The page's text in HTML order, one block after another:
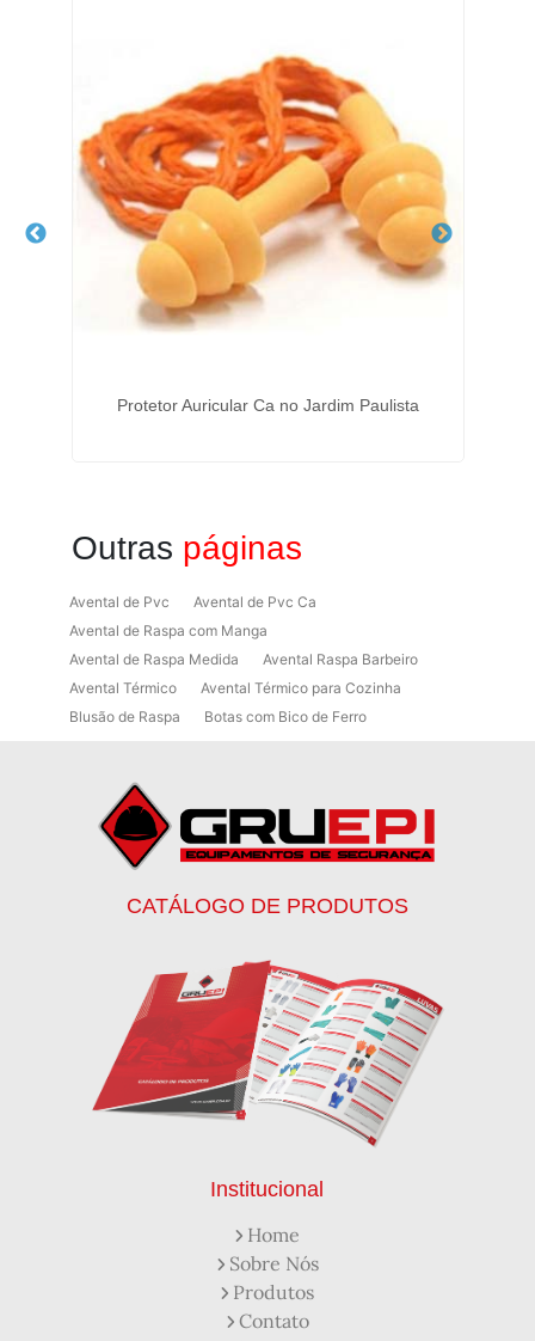
Protetor Auricular Ca no Jardim Paulista
Outras páginas
Avental de Pvc
Avental de Pvc Ca
Avental de Raspa com Manga
Avental de Raspa Medida
Avental Raspa Barbeiro
Avental Térmico
Avental Térmico para Cozinha
Blusão de Raspa
Botas com Bico de Ferro
Botinas
Botinas Bico de Ferro
Botinas de Segurança
Botinas de Trabalho
Botinas EPI
Botinas Masculinas para Trabalho
Calçados de Segurança
Calçados de Segurança Epi
Capacete de Segurança Ca
Capacete de Segurança Classe b
Capacetes de Proteção
Capacetes de Proteção EPI
Capacetes de Segurança
Capacetes EPI
Capa de Chuva Pvc Amarela C/ Forro e Capuz
Capa de Chuva Pvc Preta C/ Forro e Capuz
Como Protetor Solar Funciona
Creme Protetor da Pele
Creme Protetor para Pele
Desengraxante Industrial
Desengraxante Industrial Biodegradável
CATÁLOGO DE PRODUTOS
Institucional
Home
Sobre Nós
Produtos
Contato